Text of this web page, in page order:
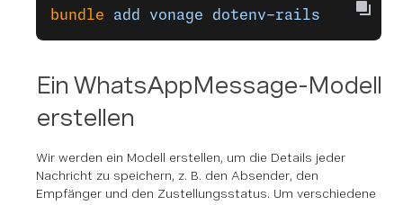
bundle add vonage dotenv-rails
Ein WhatsAppMessage-Modell
erstellen
Wir werden ein Modell erstellen, um die Details jeder
Nachricht zu speichern, z. B. den Absender, den
Empfänger und den Zustellungsstatus. Um verschiedene